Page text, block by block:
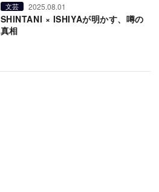
文芸 2025.08.01
SHINTANI × ISHIYAが明かす、噂の
真相